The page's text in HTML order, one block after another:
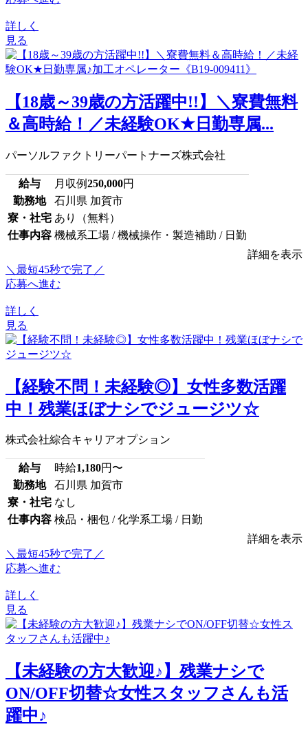
詳しく
見る
【18歳～39歳の方活躍中!!】＼寮費無料
＆高時給！／未経験OK★日勤専属...
パーソルファクトリーパートナーズ株式会社
給与 月収例250,000円
勤務地
石川県 加賀市
寮・社宅 あり（無料）
仕事内容 機械系工場 / 機械操作・製造補助 / 日勤
詳細を表示
＼最短45秒で完了／
応募へ進む
詳しく
見る
【経験不問！未経験◎】女性多数活躍
中！残業ほぼナシでジュージツ☆
株式会社綜合キャリアオプション
給与 時給1,180円〜
勤務地
石川県 加賀市
寮・社宅 なし
仕事内容 検品・梱包 / 化学系工場 / 日勤
詳細を表示
＼最短45秒で完了／
応募へ進む
詳しく
見る
【未経験の方大歓迎♪】残業ナシで
ON/OFF切替☆女性スタッフさんも活
躍中♪